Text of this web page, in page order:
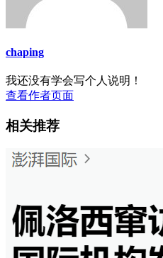
chaping
我还没有学会写个人说明！
查看作者页面
相关推荐